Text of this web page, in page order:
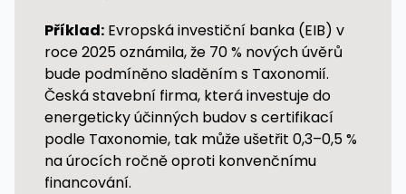
Příklad: Evropská investiční banka (EIB) v
roce 2025 oznámila, že 70 % nových úvěrů
bude podmíněno sladěním s Taxonomií.
Česká stavební firma, která investuje do
energeticky účinných budov s certifikací
podle Taxonomie, tak může ušetřit 0,3–0,5 %
na úrocích ročně oproti konvenčnímu
financování.